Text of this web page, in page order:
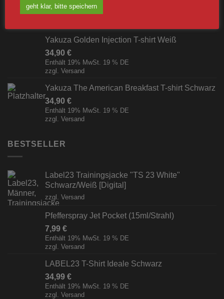
34,90 €
Enthält 19% MwSt. 19 % DE
Yakuza Golden Injection T-shirt Weiß
34,90 €
Enthält 19% MwSt. 19 % DE
zzgl. Versand
Yakuza The American Breakfast T-shirt Schwarz
34,90 €
Enthält 19% MwSt. 19 % DE
zzgl. Versand
BESTSELLER
Label23 Trainingsjacke "TS 23 White"
Schwarz/Weiß [Digital]
zzgl. Versand
Pfefferspray Jet Pocket (15ml/Strahl)
7,99 €
Enthält 19% MwSt. 19 % DE
zzgl. Versand
LABEL23 T-Shirt Ideale Schwarz
34,99 €
Enthält 19% MwSt. 19 % DE
zzgl. Versand
geht klar, bitte speichern